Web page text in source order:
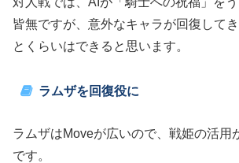
皆無ですが、意外なキャラが回復して
とくらいはできると思います。
ラムザを回復役に
ラムザはMoveが広いので、戦姫の活用
です。